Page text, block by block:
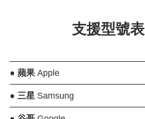
支援型號表
● 蘋果Apple
● 三星Samsung